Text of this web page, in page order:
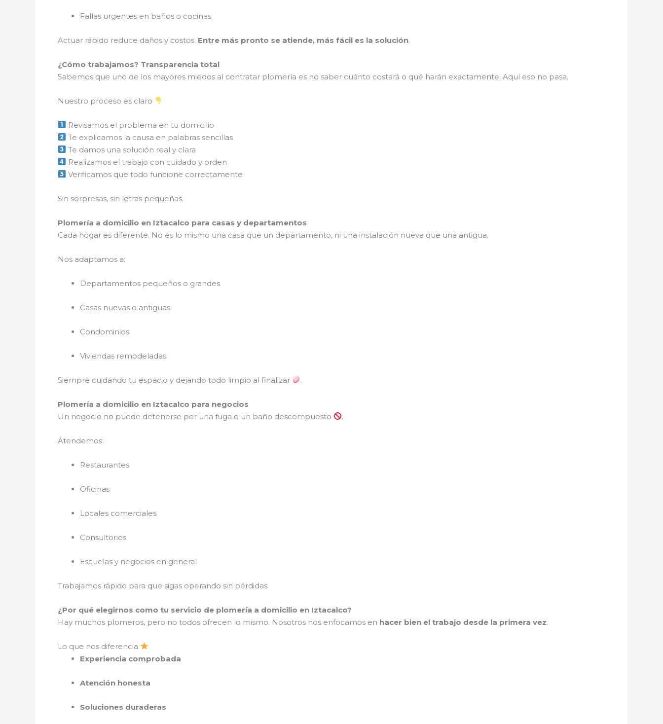
Fallas urgentes en baños o cocinas
Actuar rápido reduce daños y costos. Entre más pronto se atiende, más fácil es la solución.
¿Cómo trabajamos? Transparencia total
Sabemos que uno de los mayores miedos al contratar plomería es no saber cuánto costará o qué harán exactamente. Aquí eso no pasa.
Nuestro proceso es claro
Revisamos el problema en tu domicilio
Te explicamos la causa en palabras sencillas
Te damos una solución real y clara
Realizamos el trabajo con cuidado y orden
Verificamos que todo funcione correctamente
Sin sorpresas, sin letras pequeñas.
Plomería a domicilio en Iztacalco para casas y departamentos
Cada hogar es diferente. No es lo mismo una casa que un departamento, ni una instalación nueva que una antigua.
Nos adaptamos a:
Departamentos pequeños o grandes
Casas nuevas o antiguas
Condominios
Viviendas remodeladas
Siempre cuidando tu espacio y dejando todo limpio al finalizar .
Plomería a domicilio en Iztacalco para negocios
Un negocio no puede detenerse por una fuga o un baño descompuesto
.
Atendemos:
Restaurantes
Oficinas
Locales comerciales
Consultorios
Escuelas y negocios en general
Trabajamos rápido para que sigas operando sin pérdidas.
¿Por qué elegirnos como tu servicio de plomería a domicilio en Iztacalco?
Hay muchos plomeros, pero no todos ofrecen lo mismo. Nosotros nos enfocamos en hacer bien el trabajo desde la primera vez.
Lo que nos diferencia
Experiencia comprobada
Atención honesta
Soluciones duraderas